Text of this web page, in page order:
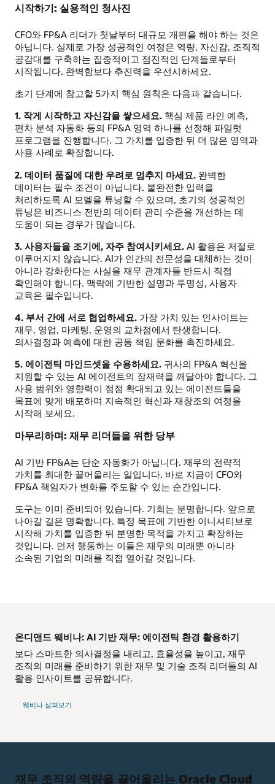
시작하기: 실용적인 청사진
CFO와 FP&A 리더가 첫날부터 대규모 개편을 해야 하는 것은
아닙니다. 실제로 가장 성공적인 여정은 역량, 자신감, 조직적
공감대를 구축하는 집중적이고 점진적인 단계들로부터
시작됩니다. 완벽함보다 추진력을 우선시하세요.
초기 단계에 참고할 5가지 핵심 원칙은 다음과 같습니다.
1. 작게 시작하고 자신감을 쌓으세요. 핵심 제품 라인 예측,
편차 분석 자동화 등의 FP&A 영역 하나를 선정해 파일럿
프로그램을 진행합니다. 그 가치를 입증한 뒤 더 많은 영역과
사용 사례로 확장합니다.
2. 데이터 품질에 대한 우려로 멈추지 마세요. 완벽한
데이터는 필수 조건이 아닙니다. 불완전한 입력을
처리하도록 AI 모델을 튜닝할 수 있으며, 초기의 성공적인
튜닝은 비즈니스 전반의 데이터 관리 수준을 개선하는 데
도움이 되는 경우가 많습니다.
3. 사용자들을 조기에, 자주 참여시키세요. AI 활용은 저절로
이루어지지 않습니다. AI가 인간의 전문성을 대체하는 것이
아니라 강화한다는 사실을 재무 관계자들 반드시 직접
확인해야 합니다. 맥락에 기반한 설명과 투명성, 사용자
교육은 필수입니다.
4. 부서 간에 서로 협업하세요. 가장 가치 있는 인사이트는
재무, 영업, 마케팅, 운영의 교차점에서 탄생합니다.
의사결정과 예측에 대한 공동 책임 문화를 촉진하세요.
5. 에이전틱 마인드셋을 수용하세요. 귀사의 FP&A 혁신을
지원할 수 있는 AI 에이전트의 잠재력을 깨달아야 합니다. 그
사용 범위와 영향력이 점점 확대되고 있는 에이전트들을
목표에 맞게 배포하며 지속적인 혁신과 재창조의 여정을
시작해 보세요.
마무리하며: 재무 리더들을 위한 당부
AI 기반 FP&A는 단순 자동화가 아닙니다. 재무의 전략적
가치를 최대한 끌어올리는 일입니다. 바로 지금이 CFO와
FP&A 책임자가 변화를 주도할 수 있는 순간입니다.
도구는 이미 준비되어 있습니다. 기회는 분명합니다. 앞으로
나아갈 길은 명확합니다. 특정 목표에 기반한 이니셔티브로
시작해 가치를 입증한 뒤 분명한 목적을 가지고 확장하는
것입니다. 먼저 행동하는 이들은 재무의 미래뿐 아니라
소속된 기업의 미래를 직접 열어갈 것입니다.
온디맨드 웨비나: AI 기반 재무: 에이전틱 환경 활용하기
보다 스마트한 의사결정을 내리고, 효율성을 높이고, 재무
조직의 미래를 준비하기 위한 재무 및 기술 조직 리더들의 AI
활용 인사이트를 공유합니다.
웨비나 살펴보기
재무 조직의 역량을 끌어올리는 Oracle Cloud